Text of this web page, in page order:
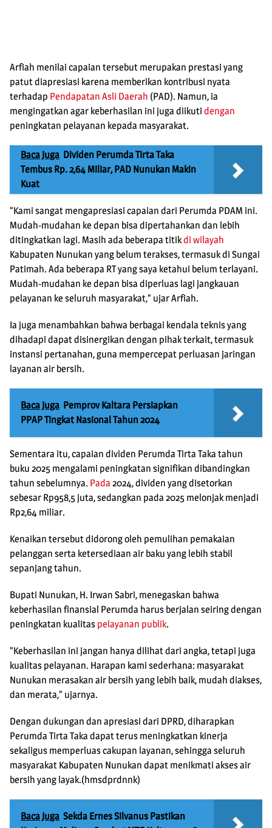
Arfiah menilai capaian tersebut merupakan prestasi yang
patut diapresiasi karena memberikan kontribusi nyata
terhadap Pendapatan Asli Daerah (PAD). Namun, ia
mengingatkan agar keberhasilan ini juga diikuti dengan
peningkatan pelayanan kepada masyarakat.
Baca Juga Dividen Perumda Tirta Taka
Tembus Rp. 2,64 Miliar, PAD Nunukan Makin
Kuat
“Kami sangat mengapresiasi capaian dari Perumda PDAM ini.
Mudah-mudahan ke depan bisa dipertahankan dan lebih
ditingkatkan lagi. Masih ada beberapa titikdi wilayah
Kabupaten Nunukan yang belum terakses, termasuk di Sungai
Patimah. Ada beberapa RT yang saya ketahui belum terlayani.
Mudah-mudahan ke depan bisa diperluas lagi jangkauan
pelayanan ke seluruh masyarakat,” ujar Arfiah.
Ia juga menambahkan bahwa berbagai kendala teknis yang
dihadapi dapat disinergikan dengan pihak terkait, termasuk
instansi pertanahan, guna mempercepat perluasan jaringan
layanan air bersih.
Baca Juga Pemprov Kaltara Persiapkan
PPAP Tingkat Nasional Tahun 2024
Sementara itu, capaian dividen Perumda Tirta Taka tahun
buku 2025 mengalami peningkatan signifikan dibandingkan
tahun sebelumnya. Pada 2024, dividen yang disetorkan
sebesar Rp958,5 juta, sedangkan pada 2025 melonjak menjadi
Rp2,64 miliar.
Kenaikan tersebut didorong oleh pemulihan pemakaian
pelanggan serta ketersediaan air baku yang lebih stabil
sepanjang tahun.
Bupati Nunukan, H. Irwan Sabri, menegaskan bahwa
keberhasilan finansial Perumda harus berjalan seiring dengan
peningkatan kualitas pelayanan publik.
“Keberhasilan ini jangan hanya dilihat dari angka, tetapi juga
kualitas pelayanan. Harapan kami sederhana: masyarakat
Nunukan merasakan air bersih yang lebih baik, mudah diakses,
dan merata,” ujarnya.
Dengan dukungan dan apresiasi dari DPRD, diharapkan
Perumda Tirta Taka dapat terus meningkatkan kinerja
sekaligus memperluas cakupan layanan, sehingga seluruh
masyarakat Kabupaten Nunukan dapat menikmati akses air
bersih yang layak.(hmsdprdnnk)
Baca Juga Sekda Ernes Silvanus Pastikan